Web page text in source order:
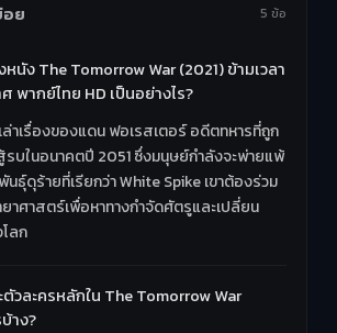
ย 5 ข้อ
หนัง The Tomorrow War (2021) ข้ามเวลา
พากย์ไทย HD เป็นอย่างไร?
ล่าเรื่องของแดน ฟอเรสเตอร์ อดีตทหารที่ถูก
รบในอนาคตปี 2051 ซึ่งมนุษย์กำลังจะพ่ายแพ้
นธุ์ดุร้ายที่เรียกว่า White Spike เขาต้องร่วม
าศาสตร์เพื่อหาทางกำจัดศัตรูและเปลี่ยน
ลก
วละครหลักใน The Tomorrow War
าง?